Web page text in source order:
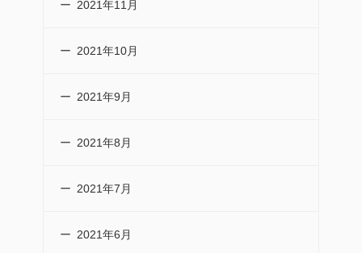
2021年11月
2021年10月
2021年9月
2021年8月
2021年7月
2021年6月